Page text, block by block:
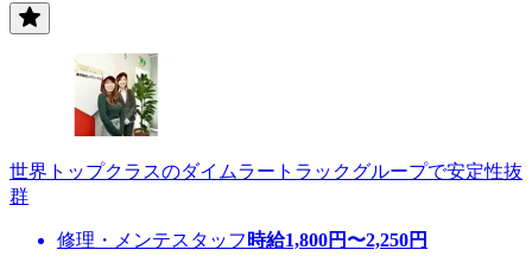
世界トップクラスのダイムラートラックグループで安定性抜
群
修理・メンテスタッフ 時給1,800円〜2,250円